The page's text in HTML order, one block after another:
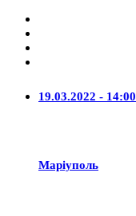
19.03.2022 - 14:00
Маріуполь